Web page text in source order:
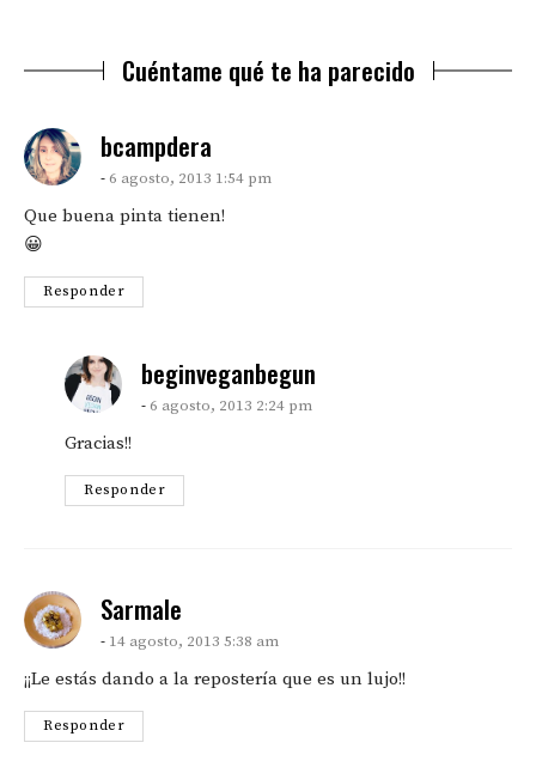
Cuéntame qué te ha parecido
bcampdera
6 agosto, 2013 1:54 pm
Que buena pinta tienen!
😀
Responder
beginveganbegun
6 agosto, 2013 2:24 pm
Gracias!!
Responder
Sarmale
14 agosto, 2013 5:38 am
¡¡Le estás dando a la repostería que es un lujo!!
Responder